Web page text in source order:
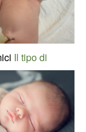
Il tipo di